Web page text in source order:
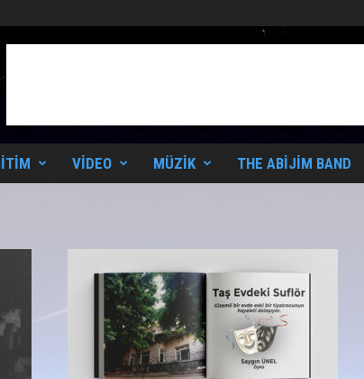
VIDEO MÜZIK THE ABIJIM BAND